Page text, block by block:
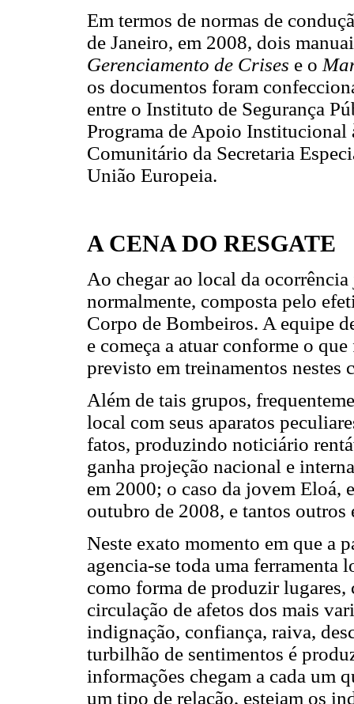
Em termos de normas de
de Janeiro, em 2008, dois
Gerenciamento de Crises e o
os documentos foram
entre o Instituto de Segurança
Programa de Apoio
Comunitário da Secretaria
União Europeia.
A CENA DO RESGATE
Ao chegar ao local da
normalmente, composta pelo
Corpo de Bombeiros. A equipe
e começa a atuar conforme o
previsto em treinamentos nestes
Além de tais grupos,
local com seus aparatos
fatos, produzindo noticiário
ganha projeção nacional e
em 2000; o caso da jovem Eloá,
outubro de 2008, e tantos outros
Neste exato momento em que a
agencia-se toda uma ferramenta
como forma de produzir
circulação de afetos dos mais
indignação, confiança, raiva,
turbilhão de sentimentos é
informações chegam a cada um
um tipo de relação, estejam os